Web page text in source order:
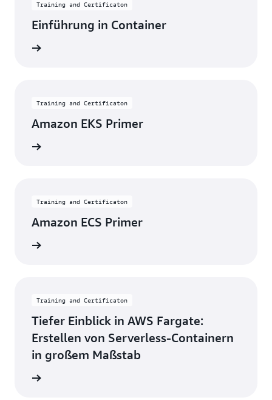
Training and Certificaton
Einführung in Container
Training and Certificaton
Amazon EKS Primer
Training and Certificaton
Amazon ECS Primer
Training and Certificaton
Tiefer Einblick in AWS Fargate:
Erstellen von Serverless-Containern
in großem Maßstab